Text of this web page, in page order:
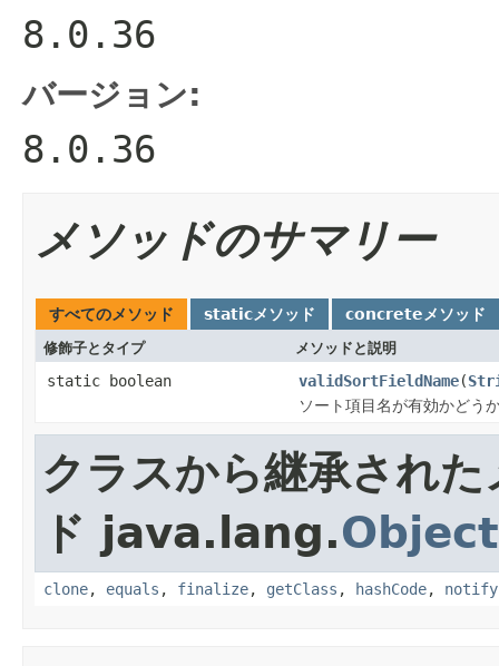
8.0.36
バージョン:
8.0.36
メソッドのサマリー
すべてのメソッド staticメソッド concreteメソッド
修飾子とタイプ メソッドと説明
static boolean validSortFieldName(
ソート項目名が有効かどう
クラスから継承された
ド java.lang.Object
clone, equals , finalize, getClass , hashCode, notify